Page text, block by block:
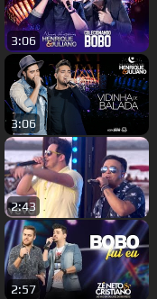
3:06
3:06
2:43
2:57